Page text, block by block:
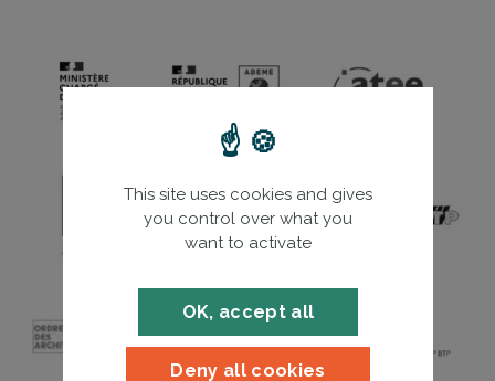
This site uses cookies and gives
you control over what you
want to activate
OK, accept all
Deny all cookies